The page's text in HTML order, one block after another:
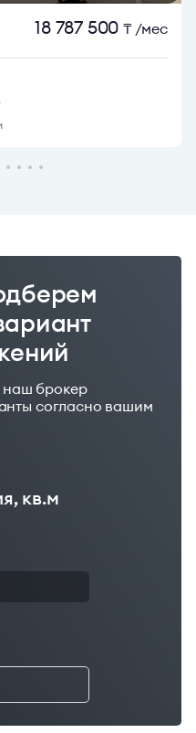
18 787 500 ₸ /мес
наш брокер
согласно вашим
кв.м